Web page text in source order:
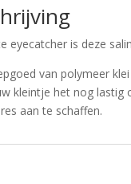
eyecatcher is deze
van polymeer
kleintje het nog lastig
aan te schaffen.